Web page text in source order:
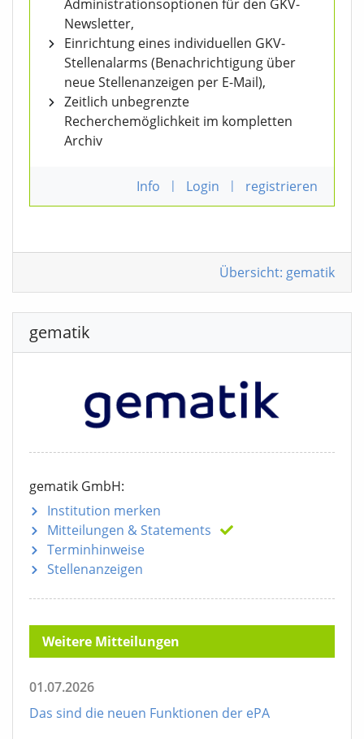
Administrationsoptionen für den GKV-
Newsletter,
Einrichtung eines individuellen GKV-
Stellenalarms (Benachrichtigung über
neue Stellenanzeigen per E-Mail),
Zeitlich unbegrenzte
Recherchemöglichkeit im kompletten
Archiv
Info | Login | registrieren
Übersicht: gematik
gematik
gematik GmbH:
Institution merken
Mitteilungen & Statements
Terminhinweise
Stellenanzeigen
Weitere Mitteilungen
01.07.2026
Das sind die neuen Funktionen der ePA